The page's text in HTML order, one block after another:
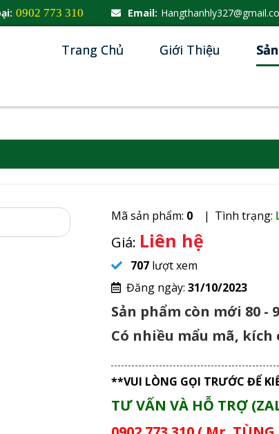
0902 773 310 Email:
Trang Chủ Giới Thiệu
Mã sản phẩm: 0 Tình trạng:
Giá: Liên hệ
707 lượt xem
Đăng ngày: 31/10/2023
Sản phẩm còn mới 80 -
Có nhiều mẩu mã, kích
**VUI LÒNG GỌI TRƯỚC ĐỂ
TƯ VẤN VÀ HỖ TRỢ